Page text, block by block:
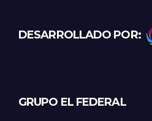
DESARROLLADO POR:
GRUPO EL FEDERAL